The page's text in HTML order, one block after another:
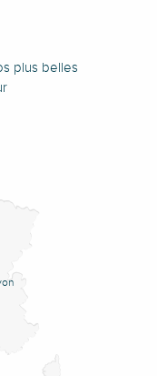
plus belles